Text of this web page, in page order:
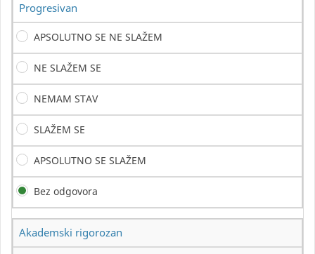
Progresivan
APSOLUTNO SE NE SLAŽEM
NE SLAŽEM SE
NEMAM STAV
SLAŽEM SE
APSOLUTNO SE SLAŽEM
Bez odgovora
Akademski rigorozan